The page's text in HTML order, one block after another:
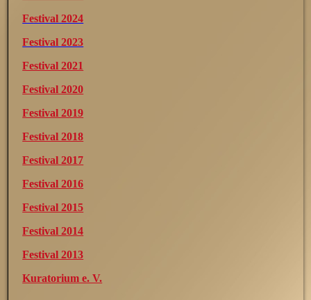
Festival 2024
Festival 2023
Festival 2021
Festival 2020
Festival 2019
Festival 2018
Festival 2017
Festival 2016
Festival 2015
Festival 2014
Festival 2013
Kuratorium e. V.